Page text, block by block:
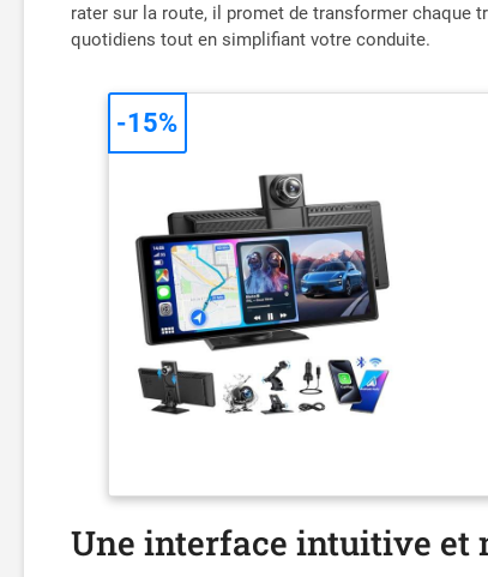
rater sur la route, il promet de transformer chaque
quotidiens tout en simplifiant votre conduite.
-15%
Une interface intuitive et